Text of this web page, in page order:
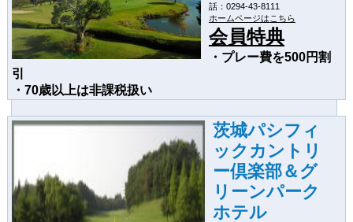
話：0294-43-8111
ホームページはこちら
会員特典
・プレー費を500円割
引
・70歳以上は非課税扱い
茨城パシフィ
ックカントリ
ー倶楽部＆グ
リーンパーク
ホテル